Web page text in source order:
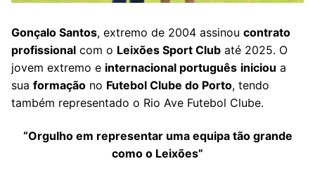
Gonçalo Santos, extremo de 2004 assinou contrato
profissional com o Leixões Sport Club até 2025. O
jovem extremo e internacional português iniciou a
sua formação no Futebol Clube do Porto, tendo
também representado o Rio Ave Futebol Clube.
“Orgulho em representar uma equipa tão grande
como o Leixões”